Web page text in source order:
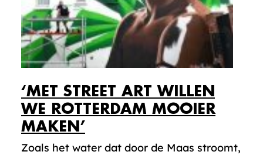
‘MET STREET ART WILLEN
WE ROTTERDAM MOOIER
MAKEN’
Zoals het water dat door de Maas stroomt,